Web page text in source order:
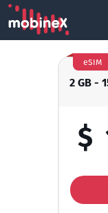
2 GB -
eSIM
$